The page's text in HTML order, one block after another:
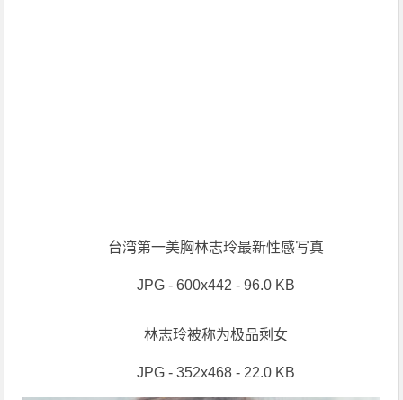
台湾第一美胸林志玲最新性感写真
JPG - 600x442 - 96.0 KB
林志玲被称为极品剩女
JPG - 352x468 - 22.0 KB